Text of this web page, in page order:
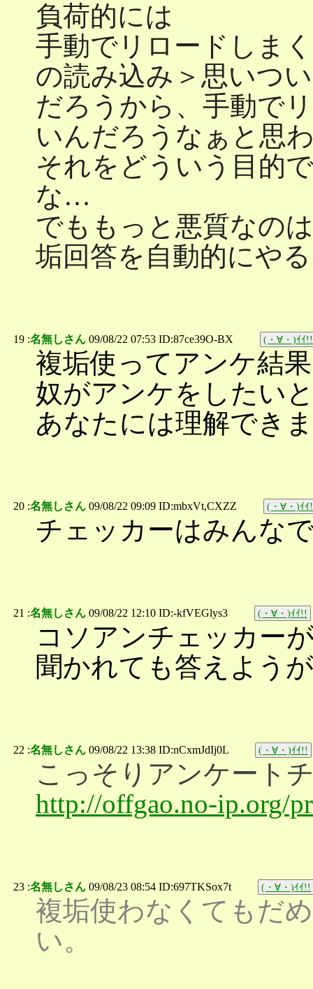
負荷的には
手動でリロードしま
の読み込み＞思いつ
だろうから、手動で
いんだろうなぁと思
それをどういう目的
な…
でももっと悪質なの
垢回答を自動的にや
19 :名無しさん 09/08/22 07:53 ID:87ce39O-BX (・∀・)ｲｲ!!
複垢使ってアンケ結
奴がアンケをしたい
あなたには理解でき
20 :名無しさん 09/08/22 09:09 ID:mbxVt,CXZZ (・∀・)ｲｲ
チェッカーはみんな
21 :名無しさん 09/08/22 12:10 ID:-kfVEGlys3 (・∀・)ｲｲ!!
コソアンチェッカー
聞かれても答えよう
22 :名無しさん 09/08/22 13:38 ID:nCxmJdIj0L (・∀・)ｲｲ!!
こっそりアンケート
http://offgao.no-ip.org/
23 :名無しさん 09/08/23 08:54 ID:697TKSox7t (・∀・)ｲｲ!!
複垢使わなくてもだ
い。